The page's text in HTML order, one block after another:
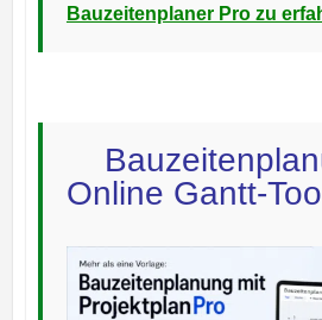
Bauzeitenplaner Pro zu
Online Gantt-